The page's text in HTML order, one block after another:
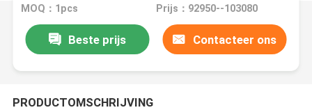
MOQ：1pcs Prijs：92950--103080
Beste prijs Contacteer ons
PRODUCTOMSCHRIJVING